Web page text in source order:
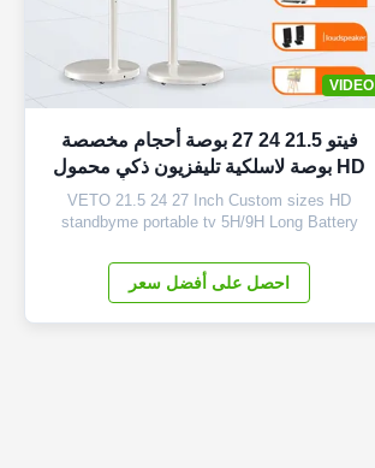
VIDEO
فيتو 21.5 24 27 بوصة أحجام مخصصة
HD بوصة لاسلكية تليفزيون ذكي محمول
5H/9H بطارية طويلة شاشة أندرويد
VETO 21.5 24 27 Inch Custom sizes HD
standbyme portable tv 5H/9H Long Battery
Smart TV, This is a new product with built-in
battery, adopts quality android with higher and
quicker processor; it is with many features:
احصل على أفضل سعر